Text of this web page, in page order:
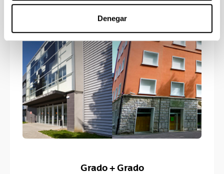
Denegar
Grado + Grado